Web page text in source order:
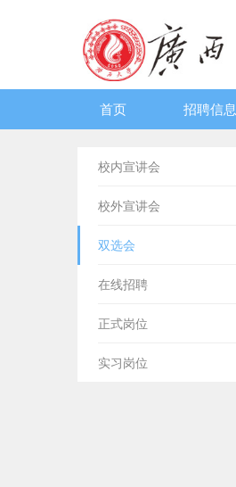
首页 招聘信息
校内宣讲会
校外宣讲会
双选会
在线招聘
正式岗位
实习岗位